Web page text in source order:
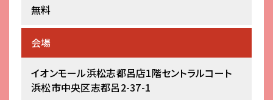
無料
会場
イオンモール浜松志都呂店1階セントラルコート
浜松市中央区志都呂2-37-1